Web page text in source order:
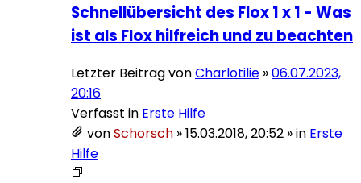
Schnellübersicht des Flox 1 x 1 - Was
ist als Flox hilfreich und zu beachten
Letzter Beitrag vonCharlotilie »06.07.2023,
20:16
Verfasst in Erste Hilfe
vonSchorsch »15.03.2018, 20:52 » in Erste
Hilfe